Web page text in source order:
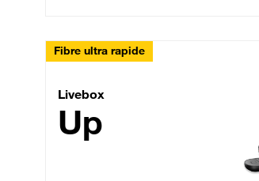
Fibre ultra rapide
Livebox Up Fibre
Livebox
Up